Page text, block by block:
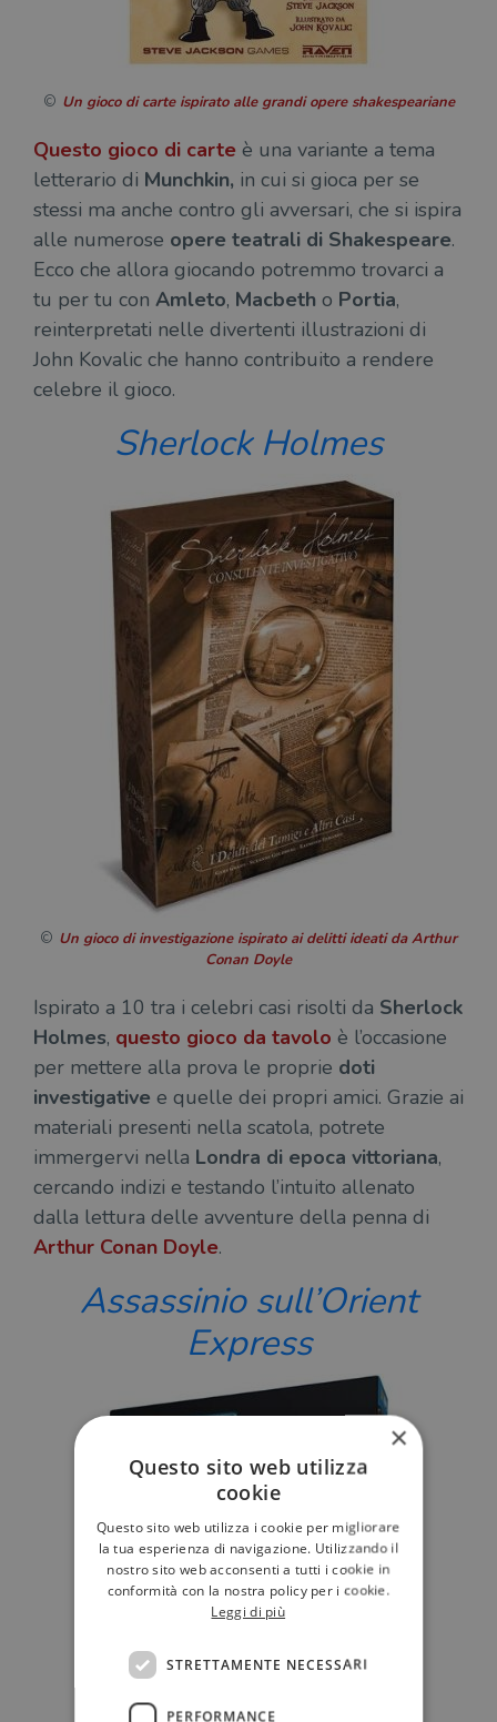
Un gioco di carte ispirato alle grandi opere shakespeariane
Questo gioco di carte è una variante a tema
letterario di Munchkin, in cui si gioca per se
stessi ma anche contro gli avversari, che si ispira
alle numerose opere teatrali di Shakespeare.
Ecco che allora giocando potremmo trovarci a
tu per tu con Amleto, Macbeth o Portia,
reinterpretati nelle divertenti illustrazioni di
John Kovalic che hanno contribuito a rendere
celebre il gioco.
Sherlock Holmes
Un gioco di investigazione ispirato ai delitti ideati da Arthur
Conan Doyle
Ispirato a 10 tra i celebri casi risolti da Sherlock
Holmes, questo gioco da tavolo è l’occasione
per mettere alla prova le proprie doti
investigative e quelle dei propri amici. Grazie ai
materiali presenti nella scatola, potrete
immergervi nella Londra di epoca vittoriana,
cercando indizi e testando l’intuito allenato
dalla lettura delle avventure della penna di
Arthur Conan Doyle.
Assassinio sull’Orient
Express
×
Questo sito web utilizza
cookie
Questo sito web utilizza i cookie per migliorare
la tua esperienza di navigazione. Utilizzando il
nostro sito web acconsenti a tutti i cookie in
conformità con la nostra policy per i cookie.
Leggi di più
STRETTAMENTE NECESSARI
PERFORMANCE